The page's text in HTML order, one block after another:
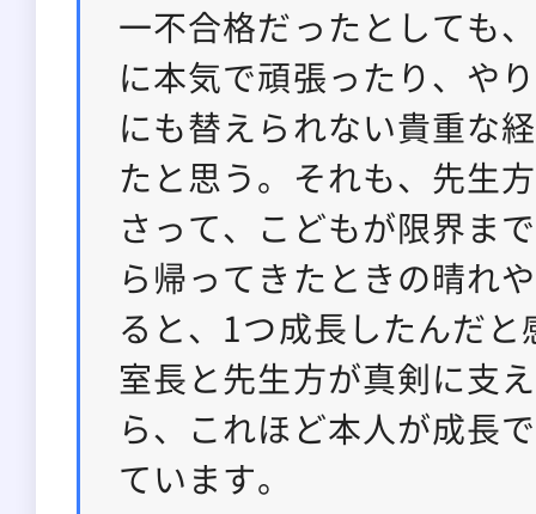
一不合格だったとしても
に本気で頑張ったり、や
にも替えられない貴重な
たと思う。それも、先生
さって、こどもが限界ま
ら帰ってきたときの晴れ
ると、1つ成長したんだ
室長と先生方が真剣に支
ら、これほど本人が成長
ています。